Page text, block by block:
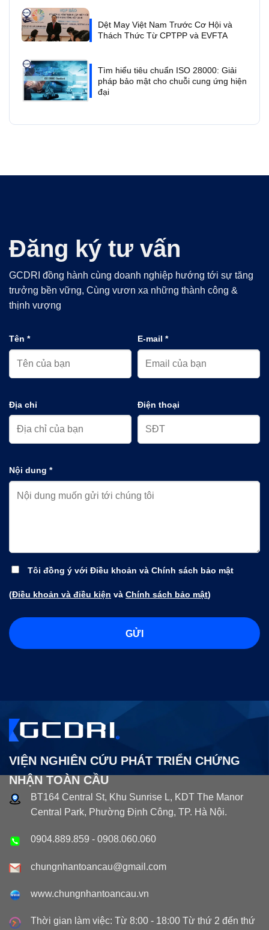
Dệt May Việt Nam Trước Cơ Hội và
Thách Thức Từ CPTPP và EVFTA
Tìm hiểu tiêu chuẩn ISO 28000: Giải
pháp bảo mật cho chuỗi cung ứng hiện
đại
Đăng ký tư vấn
GCDRI đồng hành cùng doanh nghiệp hướng tới sự tăng
trưởng bền vững, Cùng vươn xa những thành công &
thịnh vượng
Tên * E-mail *
Địa chỉ Điện thoại
Nội dung *
Tôi đồng ý với Điều khoản và Chính sách bảo mật
(Điều khoản và điều kiện và Chính sách bảo mật)
VIỆN NGHIÊN CỨU PHÁT TRIỂN CHỨNG
NHẬN TOÀN CẦU
BT164 Central St, Khu Sunrise L, KDT The Manor
Central Park, Phường Định Công, TP. Hà Nội.
0904.889.859 - 0908.060.060
chungnhantoancau@gmail.com
www.chungnhantoancau.vn
Thời gian làm việc: Từ 8:00 - 18:00 Từ thứ 2 đến thứ